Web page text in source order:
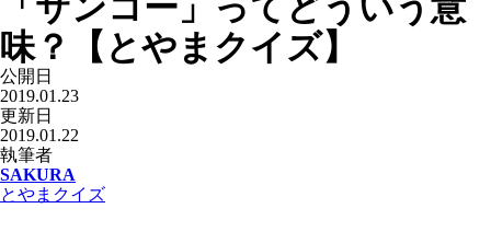
味？【とやまクイズ】
公開日
2019.01.23
更新日
2019.01.22
執筆者
SAKURA
とやまクイズ